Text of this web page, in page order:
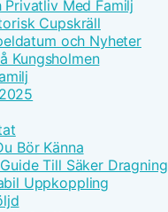
Privatliv Med Familj
Cupskräll
och Nyheter
Kungsholmen
Bör Känna
Till Säker Dragning
Uppkoppling